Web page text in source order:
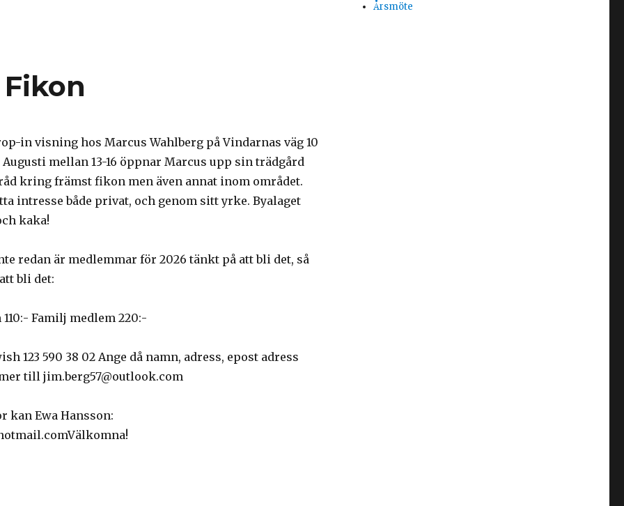
in visning hos Marcus Wahlberg på Vindarnas väg 10
Augusti mellan 13-16 öppnar Marcus upp sin trädgård
kring främst fikon men även annat inom området.
intresse både privat, och genom sitt yrke. Byalaget
kaka!
redan är medlemmar för 2026 tänkt på att bli det, så
bli det:
Familj medlem 220:-
123 590 38 02 Ange då namn, adress, epost adress
till jim.berg57@outlook.com
kan Ewa Hansson:
Årsmöte